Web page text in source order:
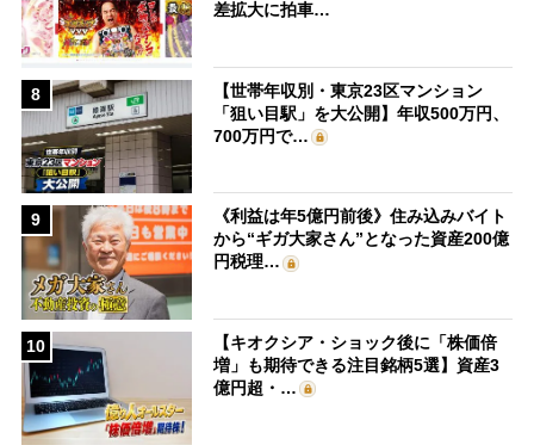
差拡大に拍車…
8
【世帯年収別・東京23区マンション
「狙い目駅」を大公開】年収500万円、
700万円で…
9
《利益は年5億円前後》住み込みバイト
から“ギガ大家さん”となった資産200億
円税理…
10
【キオクシア・ショック後に「株価倍
増」も期待できる注目銘柄5選】資産3
億円超・…